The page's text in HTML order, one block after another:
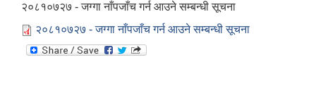
२०८१०७२७ - जग्गा नाँपजाँच गर्न आउने सम्बन्धी सूचना
२०८१०७२७ - जग्गा नाँपजाँच गर्न आउने सम्बन्धी सूचना